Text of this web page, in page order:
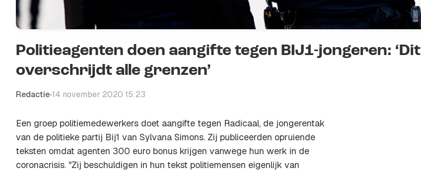
Politieagenten doen aangifte tegen BIJ1-jongeren: ‘Dit
overschrijdt alle grenzen’
Redactie•14 november 2020 15:23
Een groep politiemedewerkers doet aangifte tegen Radicaal, de jongerentak
van de politieke partij Bij1 van Sylvana Simons. Zij publiceerden opruiende
teksten omdat agenten 300 euro bonus krijgen vanwege hun werk in de
coronacrisis. "Zij beschuldigen in hun tekst politiemensen eigenlijk van